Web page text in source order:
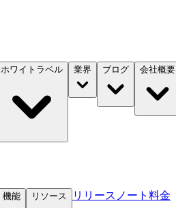
ホワイトラベル 業界 ブログ 会社概要
機能 リソース リリースノート 料金